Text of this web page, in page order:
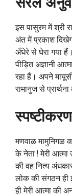
इस पासुरम में श्री
अंत में प्रकाश
अँधेरे से घेरा गया
पीड़ित अज्ञानी
रहा हैं। अपने
रामानुज से
स्पष्टीकरण
मणवाळ मामुनिगळ
के नेता ! मेरी आत्मा
की वह नित्य
लोक की संगठन ही
ही मेरी आत्मा की